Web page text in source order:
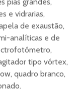
e vidrarias,
de exaustão,
analíticas e de
tipo vórtex,
quadro branco,